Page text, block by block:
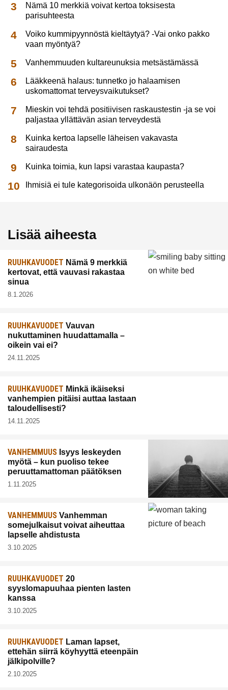
Nämä 10 merkkiä voivat kertoa toksisesta
parisuhteesta
Voiko kummipyynnöstä kieltäytyä? -Vai onko pakko
vaan myöntyä?
Vanhemmuuden kultareunuksia metsästämässä
Lääkkeenä halaus: tunnetko jo halaamisen
uskomattomat terveysvaikutukset?
Mieskin voi tehdä positiivisen raskaustestin -ja se voi
paljastaa yllättävän asian terveydestä
Kuinka kertoa lapselle läheisen vakavasta
sairaudesta
Kuinka toimia, kun lapsi varastaa kaupasta?
Ihmisiä ei tule kategorisoida ulkonäön perusteella
Lisää aiheesta
RUUHKAVUODET Nämä 9 merkkiä
kertovat, että vauvasi rakastaa
sinua
8.1.2026
RUUHKAVUODET Vauvan
nukuttaminen huudattamalla –
oikein vai ei?
24.11.2025
RUUHKAVUODET Minkä ikäiseksi
vanhempien pitäisi auttaa lastaan
taloudellisesti?
14.11.2025
VANHEMMUUS Isyys leskeyden
myötä – kun puoliso tekee
peruuttamattoman päätöksen
1.11.2025
VANHEMMUUS Vanhemman
somejulkaisut voivat aiheuttaa
lapselle ahdistusta
3.10.2025
RUUHKAVUODET 20
syyslomapuuhaa pienten lasten
kanssa
3.10.2025
RUUHKAVUODET Laman lapset,
ettehän siirrä köyhyyttä eteenpäin
jälkipolville?
2.10.2025